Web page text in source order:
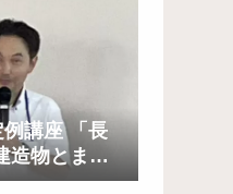
講座 「長
造物とまち